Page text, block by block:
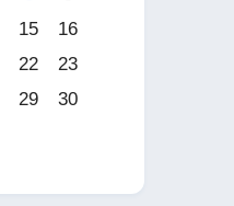
15
16
22
23
29
30